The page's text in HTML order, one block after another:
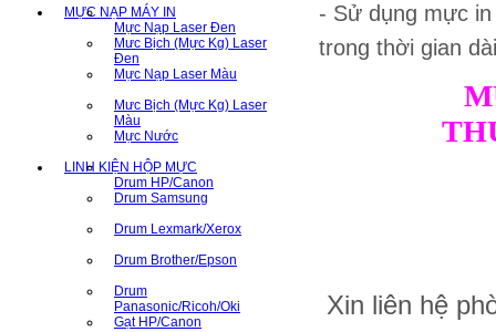
MỰC NẠP MÁY IN
Mực Nạp Laser Đen
Mưc Bịch (Mực Kg) Laser
Đen
Mực Nạp Laser Màu
Mưc Bịch (Mực Kg) Laser
Màu
Mực Nước
LINH KIỆN HỘP MỰC
Drum HP/Canon
Drum Samsung
Drum Lexmark/Xerox
Drum Brother/Epson
Drum
Panasonic/Ricoh/Oki
Gạt HP/Canon
- Sử dụng mực
trong thời gian
Xin liên hệ